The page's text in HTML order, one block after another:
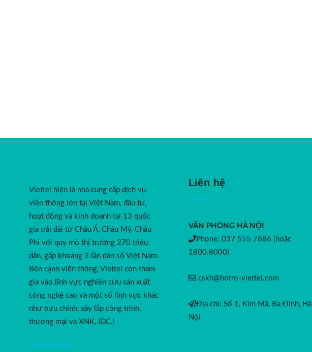
Viettel hiện là nhà cung cấp dịch vụ
viễn thông lớn tại Việt Nam, đầu tư,
hoạt động và kinh doanh tại 13 quốc
gia trải dài từ Châu Á, Châu Mỹ, Châu
Phi với quy mô thị trường 270 triệu
dân, gấp khoảng 3 lần dân số Việt Nam.
Bên cạnh viễn thông, Viettel còn tham
gia vào lĩnh vực nghiên cứu sản xuất
công nghệ cao và một số lĩnh vực khác
như bưu chính, xây lắp công trình,
thương mại và XNK, IDC.!
View Details
Liên hệ
VĂN PHÒNG HÀ NỘI
Phone: 037 555 7686 (hoặc
1800.8000)
cskh@hotro-viettel.com
Địa chỉ: Số 1, Kim Mã, Ba Đình, Hà
Nội